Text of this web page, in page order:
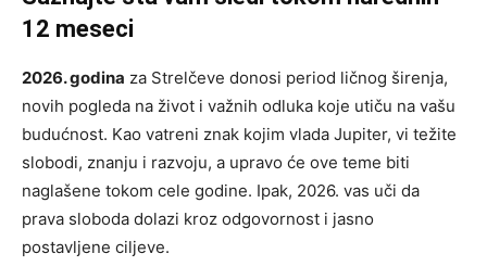
12 meseci
2026. godina za Strelčeve donosi period ličnog širenja,
novih pogleda na život i važnih odluka koje utiču na vašu
budućnost. Kao vatreni znak kojim vlada Jupiter, vi težite
slobodi, znanju i razvoju, a upravo će ove teme biti
naglašene tokom cele godine. Ipak, 2026. vas uči da
prava sloboda dolazi kroz odgovornost i jasno
postavljene ciljeve.